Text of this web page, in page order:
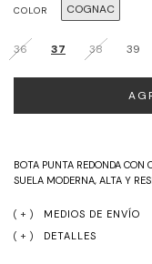
COLOR COGNAC
36 37 38 39
BOTA PUNTA REDONDA CON
SUELA MODERNA, ALTA Y
MEDIOS DE ENVÍO
DETALLES